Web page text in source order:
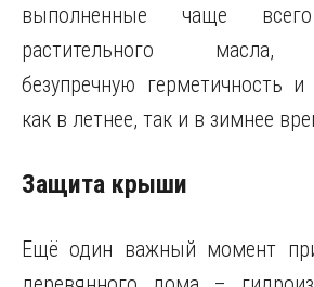
выполненные чаще
растительного масла,
безупречную герметичность
как в летнее, так и в зимнее
Защита крыши
Ещё один важный момент при